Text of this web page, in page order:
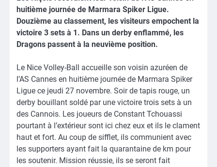
huitième journée de Marmara Spiker Ligue.
Douzième au classement, les visiteurs empochent la
victoire 3 sets à 1. Dans un derby enflammé, les
Dragons passent à la neuvième position.
Le Nice Volley-Ball accueille son voisin azuréen de
l’AS Cannes en huitième journée de Marmara Spiker
Ligue ce jeudi 27 novembre. Soir de tapis rouge, un
derby bouillant soldé par une victoire trois sets à un
des Cannois. Les joueurs de Constant Tchouassi
pourtant à l’extérieur sont ici chez eux et ils le clament
haut et fort. Au coup de sifflet, ils communient avec
les supporters ayant fait la quarantaine de km pour
les soutenir. Mission réussie, ils se seront fait